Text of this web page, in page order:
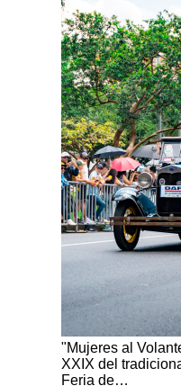
"Mujeres al
XXIX del
Feria de…